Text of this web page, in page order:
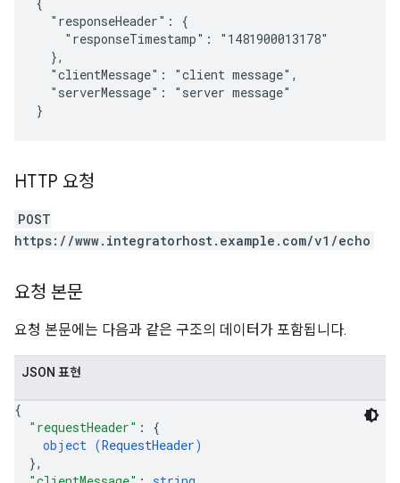
  "responseHeader": {
    "responseTimestamp": "1481900013178"
  },
  "clientMessage": "client message",
  "serverMessage": "server message"
HTTP 요청
POST
https://www.integratorhost.example.com/v1/echo
요청 본문
요청 본문에는 다음과 같은 구조의 데이터가 포함됩니다.
JSON 표현
{
"requestHeader" : {
object (RequestHeader)
},